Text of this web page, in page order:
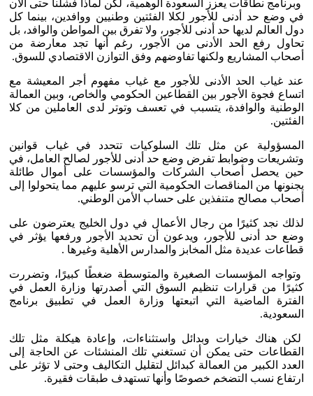
وبرنامج نطاقات يعزز السعودة الوهمية، لكن لماذا فشلنا حتى الآن
في وضع حد أدنى للأجور لكلا الفئتين وطنيين ووافدين، بينما كل
دول العالم لديها حد أدنى للأجور، ولا تفرق بين المواطن والوافد، بل
تحاول رفع الحد الأدنى من الأجور، رغم أنها تجد معارضة من
أصحاب المشاريع ولكنها تفاوضهم وفق التوازن الاقتصادي للسوق.
عند غياب الحد الأدنى للأجور مع غياب مفهوم أجر المعيشة مع
اتساع فجوة الأجور بين القطاعين الحكومي والخاص، وبين العمالة
الوطنية والوافدة، يتسبب في تعسف وتوتر لدى العاملين من كلا
الفئتين.
المسؤولية عن مثل تلك السلوكيات تتحدد في غياب قوانين
وتشريعات وضوابط تفرض وضع حد أدنى للأجور لصالح العامل، في
حين يحصل أصحاب الشركات والمؤسسات على أموال طائلة
يجنونها من المناقصات الحكومية التي ترسو عليهم مما يتحولوا إلى
أصحاب مصالح متنفذين على حساب الأمن الوطني.
لذلك نجد كثيرًا من رجال الأعمال في دول الخليج يعترضون على
وضع حد أدنى للأجور، ويدعون أن تحديد الأجور ورفعها يؤثر في
قطاعات عديدة مثل المخابز والمدارس الأهلية وغيرها .
وتواجه المؤسسات الصغيرة والمتوسطة ضغطًا كبيرًا، وتضررت
كثيرًا من قرارات تنظيم السوق التي أصدرتها وزارة العمل في
الفترة الماضية التي اتبعتها وزارة العمل في تطبيق برنامج
السعودية.
لكن هناك خيارات وبدائل واستثناءات، وإعادة هيكلة مثل تلك
القطاعات حتى يمكن أن تستغني تلك المنشئات عن الحاجة إلى
العدد الكبير من العمالة كبدائل لتقليل التكاليف وحتى لا تؤثر على
ارتفاع نسب التضخم خصوصًا وأنها تستهدف طبقات فقيرة.